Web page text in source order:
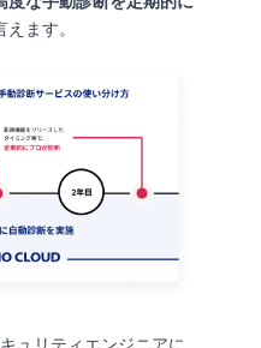
えます。
ュリティエンジニアに